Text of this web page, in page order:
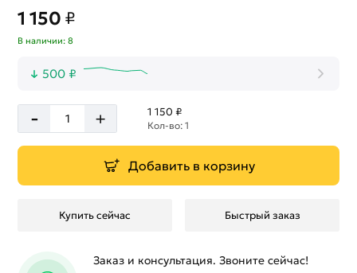
1 150 ₽
В наличии: 8
500 ₽
- + 1 150 ₽
Кол-во: 1
Добавить в корзину
Купить сейчас Быстрый заказ
Заказ и консультация. Звоните сейчас!